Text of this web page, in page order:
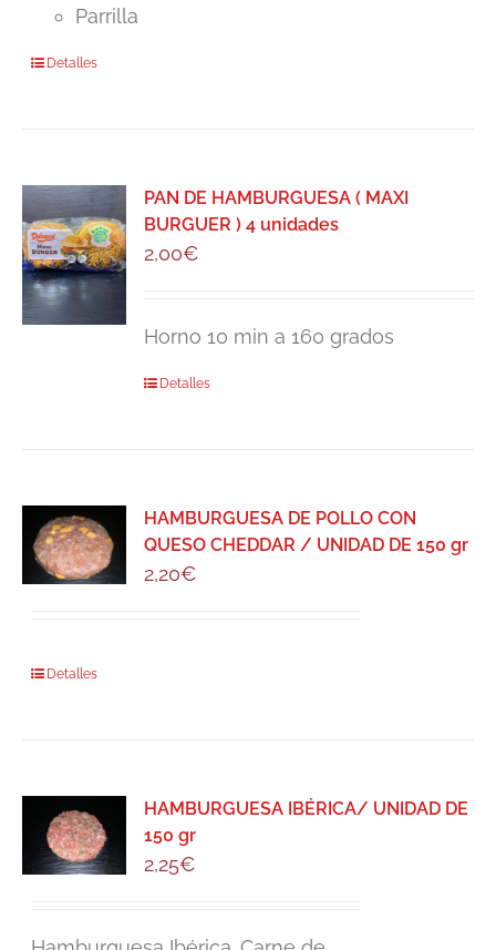
Parrilla
Detalles
PAN DE HAMBURGUESA ( MAXI
BURGUER ) 4 unidades
2,00€
Horno 10 min a 160 grados
Detalles
HAMBURGUESA DE POLLO CON
QUESO CHEDDAR / UNIDAD DE 150 gr
2,20€
Detalles
HAMBURGUESA IBÉRICA/ UNIDAD DE
150 gr
2,25€